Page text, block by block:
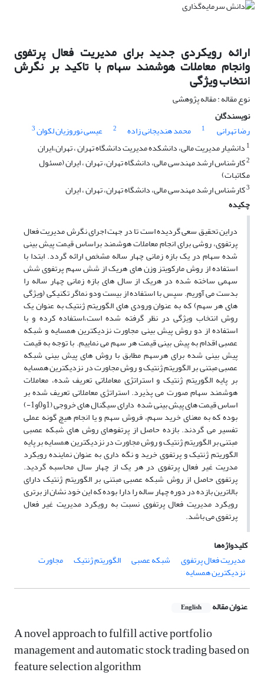
ارائه رویکردی جدید برای مدیریت فعال پرتفوی
وانجام معاملات هوشمند سهام با تاکید بر نگرش
انتخاب ویژگی
نوع مقاله : مقاله پژوهشی
نویسندگان
رضا تهرانی
1 محمد هندیجانی زاده 2 عیسی نوروزیان لکوان3
1 دانشیار مدیریت مالی، دانشکده مدیریت دانشگاه تهران ، تهران،ایران
2کارشناس ارشد مهندسی مالی، دانشگاه تهران، تهران ، ایران (مسئول
مکاتبات)
3کارشناس ارشد مهندسی مالی، دانشگاه تهران، تهران ، ایران
چکیده
دراین تحقیق سعی گردیده است تا در جهت اجرای نگرش مدیریت فعال
پرتفوی، روشی برای انجام معاملات هوشمند براساس قیمت پیش بینی
شده سهام در یک بازه زمانی چهار ساله مشخص ارائه گردد. ابتدا با
استفاده از روش مارکویتز وزن های هریک از شش سهم پرتفوی شش
سهمی ساخته شده در هریک از سال های بازه زمانی چهار ساله را
بدست می آوریم. سپس با استفاده از بیست ودو نماگر تکنیکی (ویژگی
های هر سهم) که به عنوان ورودی های الگوریتم ژنتیک به عنوان یک
روش انتخاب ویژگی در نظر گرفته شده است،استفاده کرده و با
استفاده از دو روش پیش بینی مجاورت نزدیکترین همسایه و شبکه
عصبی اقدام به پیش بینی قیمت هر سهم می نماییم. با توجه به قیمت
پیش بینی شده برای هرسهم مطابق با روش های پیش بینی شبکه
عصبی مبتنی بر الگوریتم ژنتیک و روش مجاورت در نزدیکترین همسایه
بر پایه الگوریتم ژنتیک و استراتژی معاملاتی تعریف شده، معاملات
هوشمند سهام صورت می پذیرد. استراتژی معاملاتی تعریف شده بر
اساس قیمت های پیش بینی شده دارای سیگنال های خروجی (1و0و1-)
بوده که به معنای خرید سهم، فروش سهم و یا انجام هیچ گونه عملی
تفسیر می گردند. بازده حاصل از پرتفوهای روش های شبکه عصبی
مبتنی بر الگوریتم ژنتیک و روش مجاورت در نزدیکترین همسایه بر پایه
الگوریتم ژنتیک و پرتفوی خرید و نگه داری به عنوان نماینده رویکرد
مدریت غیر فعال پرتفوی در هر یک از چهار سال محاسبه گردید.
پرتفوی حاصل از روش شبکه عصبی مبتنی بر الگوریتم ژنتیک دارای
بالاترین بازده در دوره چهار ساله را دارا بوده که این خود نشان از برتری
رویکرد مدیریت فعال پرتفوی نسبت به رویکرد مدیریت غیر فعال
پرتفوی می باشد.
کلیدواژه‌ها
مدیریت فعال پرتفوی
شبکه عصبی الگوریتم ژنتیک مجاورت
نزدیکترین همسایه
عنوان مقاله English
A novel approach to fulfill active portfolio
management and automatic stock trading based on
feature selection algorithm